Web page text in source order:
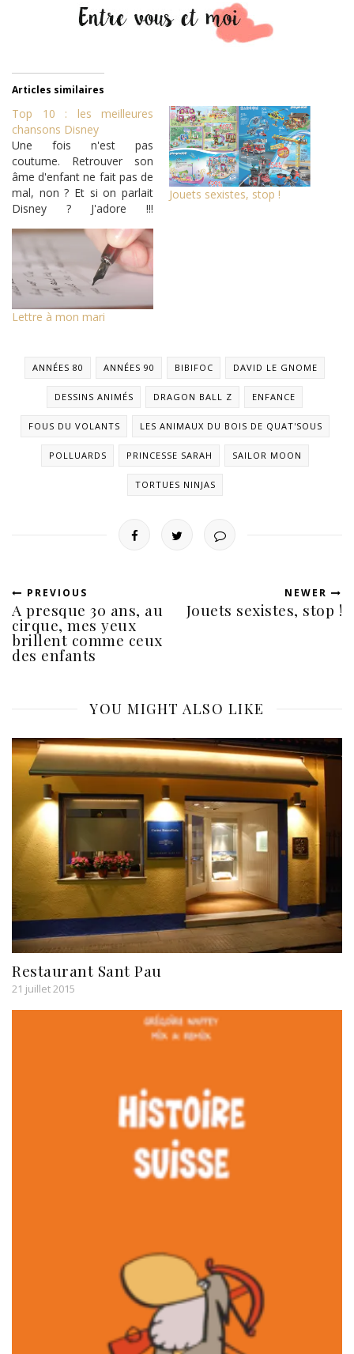
Articles similaires
Top 10 : les meilleures
chansons Disney
Une fois n'est pas
coutume. Retrouver son
âme d'enfant ne fait pas de
mal, non ? Et si on parlait
Disney ? J'adore !!!
manquais presque aucun
Disney. D'ailleurs, mon
premier film au cinéma a
été "La Belle et la Bête".
C'était déjà en 1991...
J'avais…
Jouets sexistes, stop !
Lettre à mon mari
ANNÉES 80 ANNÉES 90 BIBIFOC DAVID LE GNOME
DESSINS ANIMÉS DRAGON BALL Z ENFANCE
FOUS DU VOLANTS LES ANIMAUX DU BOIS DE QUAT'SOUS
POLLUARDS PRINCESSE SARAH SAILOR MOON
TORTUES NINJAS
PREVIOUS
A presque 30 ans, au
cirque, mes yeux
brillent comme ceux
des enfants
NEWER
Jouets sexistes, stop !
YOU MIGHT ALSO LIKE
Restaurant Sant Pau
21 juillet 2015